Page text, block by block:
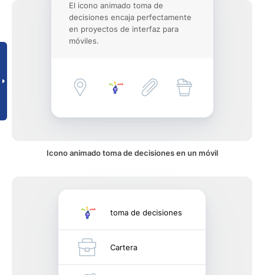
El icono animado toma de
decisiones encaja perfectamente
en proyectos de interfaz para
móviles.
Icono animado toma de decisiones en un móvil
toma de decisiones
Cartera